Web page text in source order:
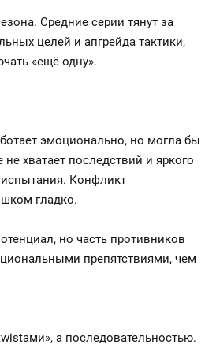
Средние серии тянут за
целей и апгрейда тактики,
«ещё одну».
эмоционально, но могла бы
хватает последствий и яркого
Конфликт
гладко.
но часть противников
препятствиями, чем
а последовательностью.